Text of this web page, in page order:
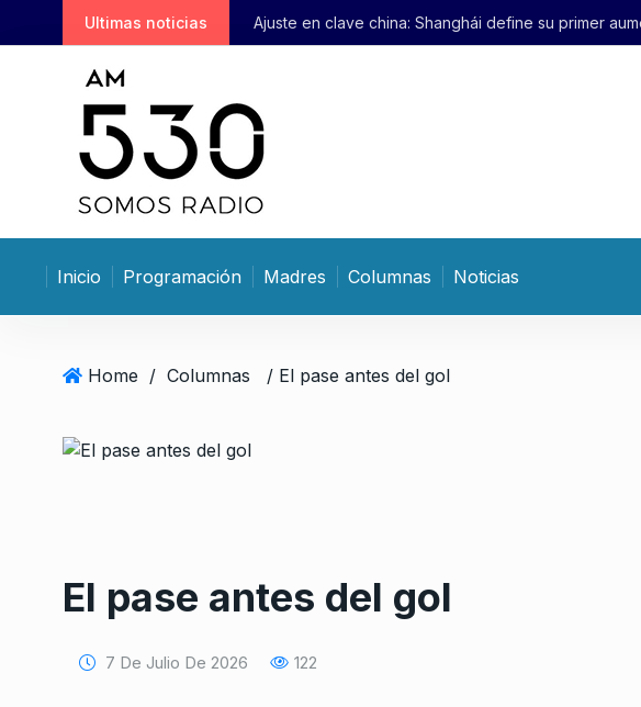
k
n
Ultimas noticias Ajuste en clave china: Shanghái define su primer
Inicio Programación Madres Columnas Noticias
Home / Columnas / El pase antes del gol
El pase antes del gol
7 De Julio De 2026 122